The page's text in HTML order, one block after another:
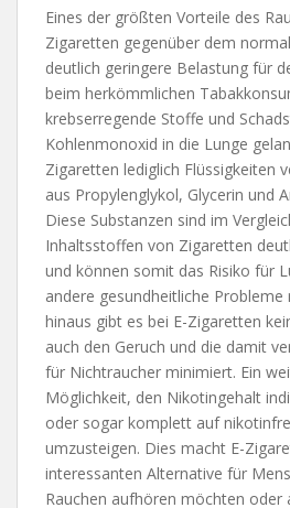
Eines der größten Vorteile des
Zigaretten gegenüber dem
deutlich geringere Belastung für
beim herkömmlichen
krebserregende Stoffe und
Kohlenmonoxid in die Lunge
Zigaretten lediglich Flüssigkeiten
aus Propylenglykol, Glycerin und
Diese Substanzen sind im
Inhaltsstoffen von Zigaretten
und können somit das Risiko für
andere gesundheitliche Probleme
hinaus gibt es bei E-Zigaretten
auch den Geruch und die damit
für Nichtraucher minimiert. Ein
Möglichkeit, den Nikotingehalt
oder sogar komplett auf
umzusteigen. Dies macht E-
interessanten Alternative für
Rauchen aufhören möchten oder